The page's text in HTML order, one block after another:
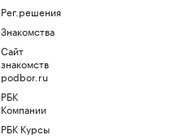
Рег.решения
Знакомства
Сайт
знакомств
podbor.ru
РБК
Компании
РБК Курсы